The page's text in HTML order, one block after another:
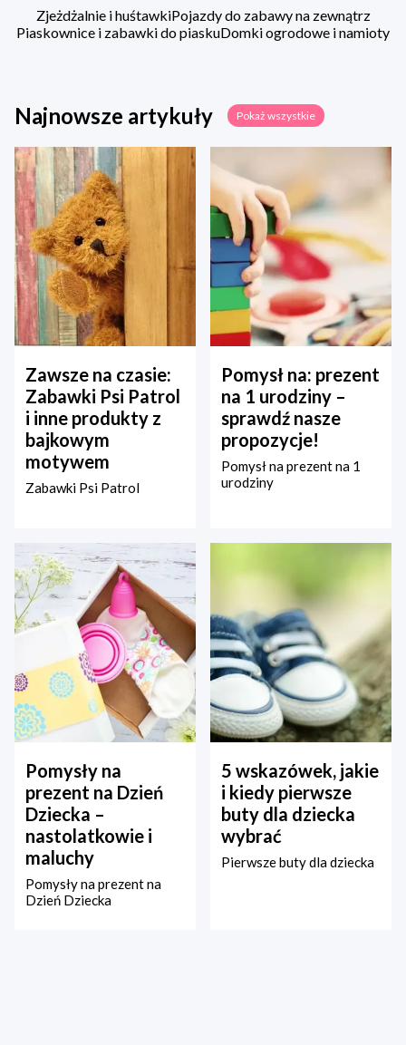
Zjeżdżalnie i huśtawkiPojazdy do zabawy na zewnątrz
Piaskownice i zabawki do piaskuDomki ogrodowe i namioty
Najnowsze artykuły Pokaż wszystkie
Zawsze na czasie:
Zabawki Psi Patrol
i inne produkty z
bajkowym
motywem
Zabawki Psi Patrol
Pomysł na: prezent
na 1 urodziny –
sprawdź nasze
propozycje!
Pomysł na prezent na 1
urodziny
Pomysły na
prezent na Dzień
Dziecka –
nastolatkowie i
maluchy
Pomysły na prezent na
Dzień Dziecka
5 wskazówek, jakie
i kiedy pierwsze
buty dla dziecka
wybrać
Pierwsze buty dla dziecka